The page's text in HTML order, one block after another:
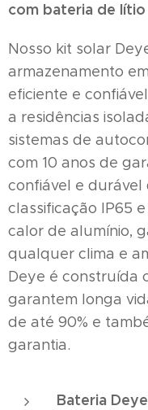
com bateria de
Nosso kit solar
armazenamento
eficiente e
a residências
sistemas de
com 10 anos de
confiável e durável
classificação IP65
calor de alumínio,
qualquer clima e
Deye é construída
garantem longa
de até 90% e
garantia.
Bateria